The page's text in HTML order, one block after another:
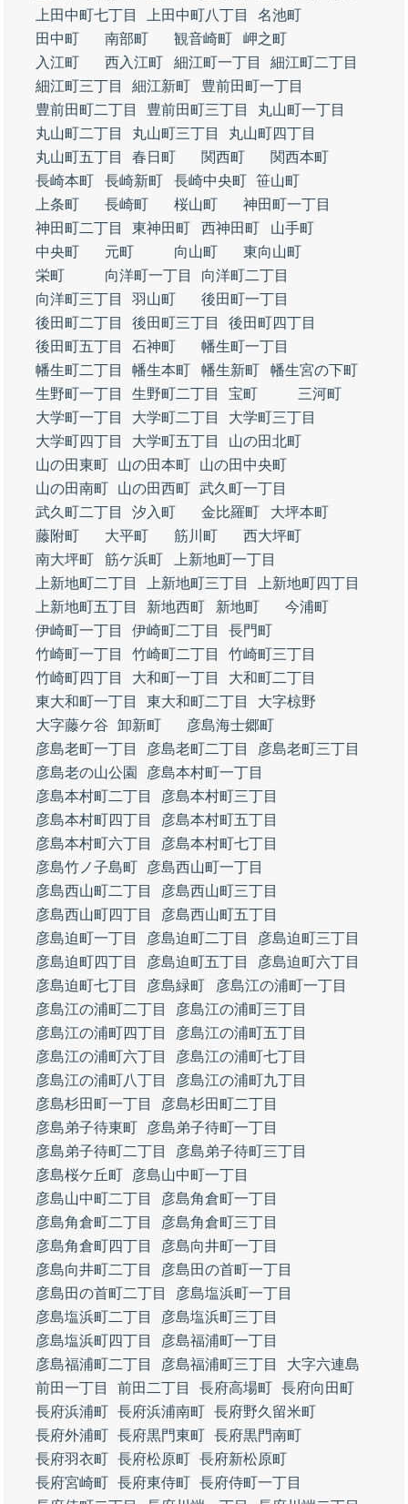
上田中町七丁目
上田中町八丁目
名池町
田中町
南部町 観音崎町
岬之町
入江町
西入江町 細江町一丁目
細江町二丁目
細江町三丁目
細江新町
豊前田町一丁目
豊前田町二丁目
豊前田町三丁目
丸山町一丁目
丸山町二丁目
丸山町三丁目
丸山町四丁目
丸山町五丁目
春日町 関西町
関西本町
長崎本町
長崎新町 長崎中央町 笹山町
上条町
長崎町 桜山町
神田町一丁目
神田町二丁目
東神田町 西神田町
山手町
中央町
元町 向山町
東向山町
栄町
向洋町一丁目
向洋町二丁目
向洋町三丁目
羽山町
後田町一丁目
後田町二丁目
後田町三丁目
後田町四丁目
後田町五丁目
石神町
幡生町一丁目
幡生町二丁目
幡生本町 幡生新町
幡生宮の下町
生野町一丁目
生野町二丁目 宝町
三河町
大学町一丁目
大学町二丁目
大学町三丁目
大学町四丁目
大学町五丁目
山の田北町
山の田東町
山の田本町
山の田中央町
山の田南町
山の田西町 武久町一丁目
武久町二丁目
汐入町 金比羅町
大坪本町
藤附町
大平町 筋川町
西大坪町
南大坪町
筋ケ浜町
上新地町一丁目
上新地町二丁目
上新地町三丁目
上新地町四丁目
上新地町五丁目
新地西町 新地町
今浦町
伊崎町一丁目
伊崎町二丁目
長門町
竹崎町一丁目
竹崎町二丁目
竹崎町三丁目
竹崎町四丁目
大和町一丁目
大和町二丁目
東大和町一丁目
東大和町二丁目
大字椋野
大字藤ケ谷
卸新町
彦島海士郷町
彦島老町一丁目
彦島老町二丁目
彦島老町三丁目
彦島老の山公園
彦島本村町一丁目
彦島本村町二丁目
彦島本村町三丁目
彦島本村町四丁目
彦島本村町五丁目
彦島本村町六丁目
彦島本村町七丁目
彦島竹ノ子島町
彦島西山町一丁目
彦島西山町二丁目
彦島西山町三丁目
彦島西山町四丁目
彦島西山町五丁目
彦島迫町一丁目
彦島迫町二丁目
彦島迫町三丁目
彦島迫町四丁目
彦島迫町五丁目
彦島迫町六丁目
彦島迫町七丁目
彦島緑町
彦島江の浦町一丁目
彦島江の浦町二丁目
彦島江の浦町三丁目
彦島江の浦町四丁目
彦島江の浦町五丁目
彦島江の浦町六丁目
彦島江の浦町七丁目
彦島江の浦町八丁目
彦島江の浦町九丁目
彦島杉田町一丁目
彦島杉田町二丁目
彦島弟子待東町
彦島弟子待町一丁目
彦島弟子待町二丁目
彦島弟子待町三丁目
彦島桜ケ丘町
彦島山中町一丁目
彦島山中町二丁目
彦島角倉町一丁目
彦島角倉町二丁目
彦島角倉町三丁目
彦島角倉町四丁目
彦島向井町一丁目
彦島向井町二丁目
彦島田の首町一丁目
彦島田の首町二丁目
彦島塩浜町一丁目
彦島塩浜町二丁目
彦島塩浜町三丁目
彦島塩浜町四丁目
彦島福浦町一丁目
彦島福浦町二丁目
彦島福浦町三丁目
大字六連島
前田一丁目
前田二丁目 長府高場町 長府向田町
長府浜浦町 長府浜浦南町 長府野久留米町
長府外浦町 長府黒門東町 長府黒門南町
長府羽衣町 長府松原町 長府新松原町
長府宮崎町 長府東侍町 長府侍町一丁目